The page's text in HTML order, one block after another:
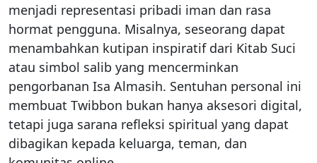
menjadi representasi pribadi iman dan rasa
hormat pengguna. Misalnya, seseorang dapat
menambahkan kutipan inspiratif dari Kitab Suci
atau simbol salib yang mencerminkan
pengorbanan Isa Almasih. Sentuhan personal ini
membuat Twibbon bukan hanya aksesori digital,
tetapi juga sarana refleksi spiritual yang dapat
dibagikan kepada keluarga, teman, dan